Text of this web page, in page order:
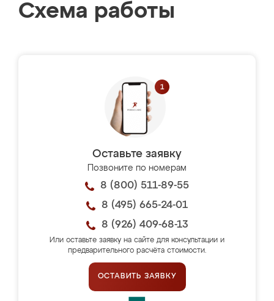
Схема работы
Оставьте заявку
Позвоните по номерам
8 (800) 511-89-55
8 (495) 665-24-01
8 (926) 409-68-13
Или оставьте заявку на сайте для консультации и
предварительного расчёта стоимости.
ОСТАВИТЬ ЗАЯВКУ